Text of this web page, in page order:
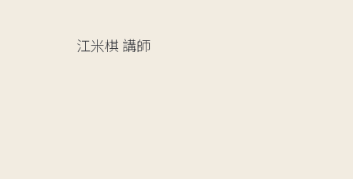
江米棋 講師